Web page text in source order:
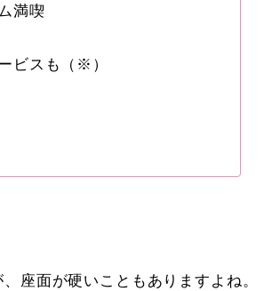
満喫
ビスも（※）
座面が硬いこともありますよね。